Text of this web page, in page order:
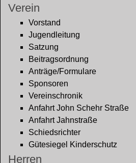
Verein
Vorstand
Jugendleitung
Satzung
Beitragsordnung
Anträge/Formulare
Sponsoren
Vereinschronik
Anfahrt John Schehr Straße
Anfahrt Jahnstraße
Schiedsrichter
Gütesiegel Kinderschutz
Herren